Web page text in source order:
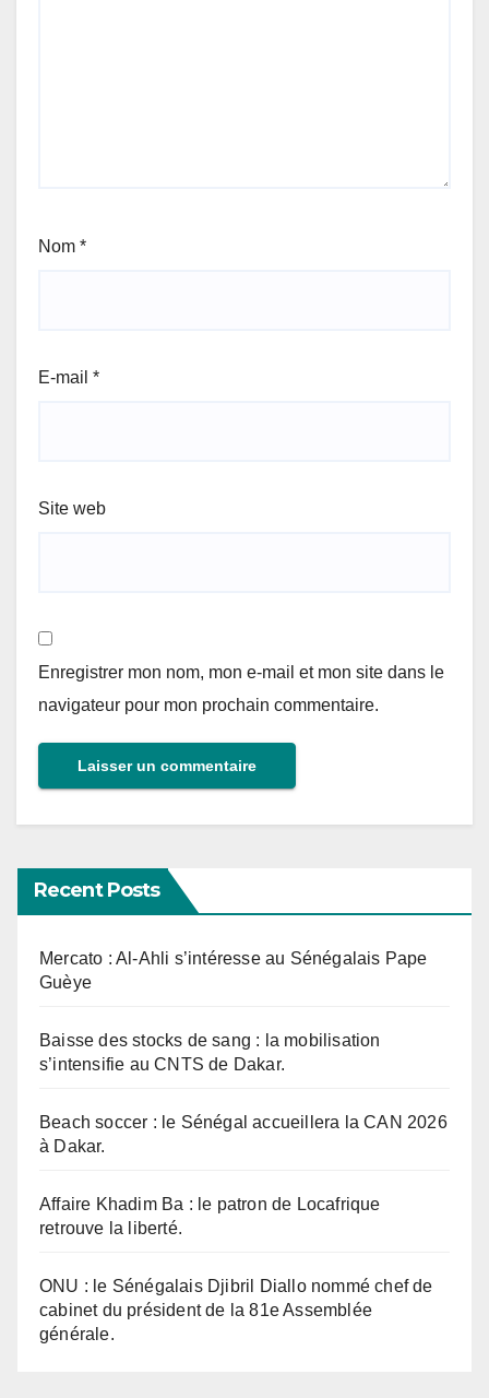
Nom *
E-mail *
Site web
Enregistrer mon nom, mon e-mail et mon site dans le
navigateur pour mon prochain commentaire.
Recent Posts
Mercato : Al-Ahli s’intéresse au Sénégalais Pape
Guèye
Baisse des stocks de sang : la mobilisation
s’intensifie au CNTS de Dakar.
Beach soccer : le Sénégal accueillera la CAN 2026
à Dakar.
Affaire Khadim Ba : le patron de Locafrique
retrouve la liberté.
ONU : le Sénégalais Djibril Diallo nommé chef de
cabinet du président de la 81e Assemblée
générale.